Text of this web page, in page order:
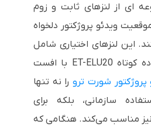
ای از لنزهای ثابت و زوم
ویدئو پروژکتور دلخواه
این لنزهای اختیاری شامل
یک لنز زوم فوق‌العاده کوتاه ET-ELU20 با افست
پروژکتور شورت ترورا نه تنها
سازمانی، بلکه برای
نیز مناسب می‌کند. هنگامی که